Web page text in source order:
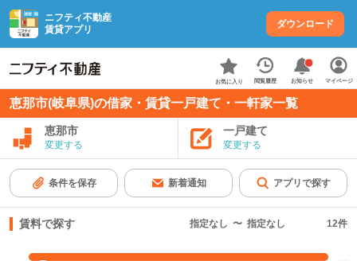
ニフティ不動産
賃貸アプリ
ダウンロード
お気に入り 閲覧履歴 お知らせ マイページ
恵那市(岐阜県)の借家・賃貸一戸建て・一軒家一覧
恵那市
変更する
一戸建て
変更する
条件を保存 新着通知 アプリで探す
賃料で探す 指定なし 〜 指定なし 12件